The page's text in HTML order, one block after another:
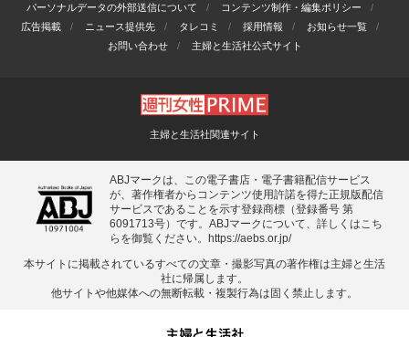
パーソナルデータの外部送信について
コンテンツ制作・編集ポリシー
広告掲載
ニュース提供先 タレコミ 採用情報
お知らせ一覧
お問い合わせ
主婦と生活社公式サイト
主婦と生活社関連サイト
ABJマークは、この電子書店・電子書籍配信サービス
が、著作権者からコンテンツ使用許諾を得た正規版配信
サービスであることを示す登録商標（登録番号 第
6091713号）です。ABJマークについて、詳しくはこち
らを御覧ください。 https://aebs.or.jp/
本サイトに掲載されているすべての⽂章・撮影写真の著作権は主婦と⽣活
社に帰属します。
他サイトや他媒体への無断転載・複製⾏為は固く禁⽌します。